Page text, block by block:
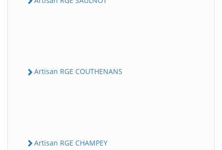
Artisan RGE COUTHENANS
Artisan RGE CHAMPEY